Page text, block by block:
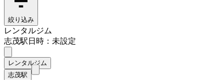
絞り込み
レンタルジム
志茂駅日時：未設定
レンタルジム
志茂駅